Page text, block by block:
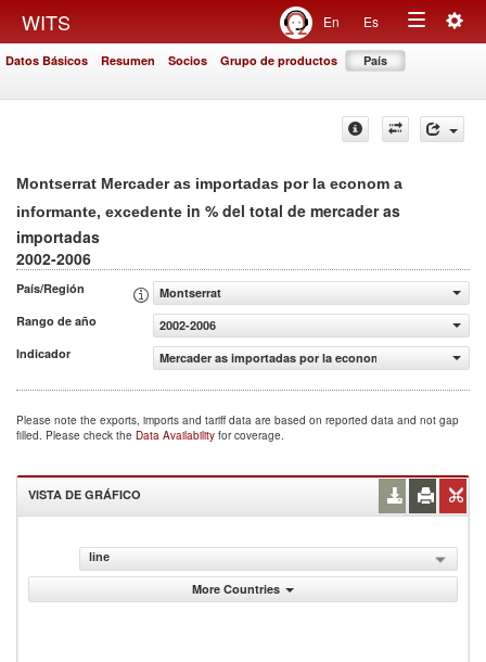
WITS En Es
Toggle
Datos Básicos Resumen Socios Grupo de productos País
Montserrat Mercader as importadas por la econom a
informante, excedente in % del total de mercader as
importadas
2002-2006
País/Región
Montserrat
Rango de año
2002-2006
Indicador
Mercader as importadas por la econom a informante,
Please note the exports, imports and tariff data are based on reported data and not gap
filled. Please check the Data Availability for coverage.
VISTA DE GRÁFICO
line
More Countries